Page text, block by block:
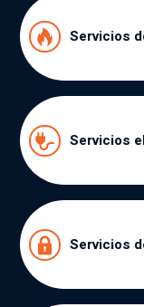
Servicios
Servicios
Servicios